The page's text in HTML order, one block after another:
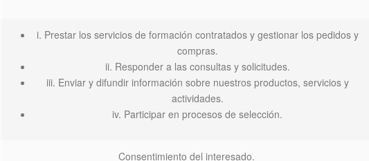
i. Prestar los servicios de formación contratados y gestionar los pedidos y
compras.
ii. Responder a las consultas y solicitudes.
iii. Enviar y difundir información sobre nuestros productos, servicios y
actividades.
iv. Participar en procesos de selección.
Consentimiento del interesado.